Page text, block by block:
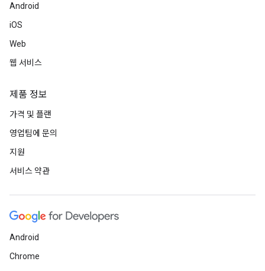
Android
iOS
Web
웹 서비스
제품 정보
가격 및 플랜
영업팀에 문의
지원
서비스 약관
Android
Chrome